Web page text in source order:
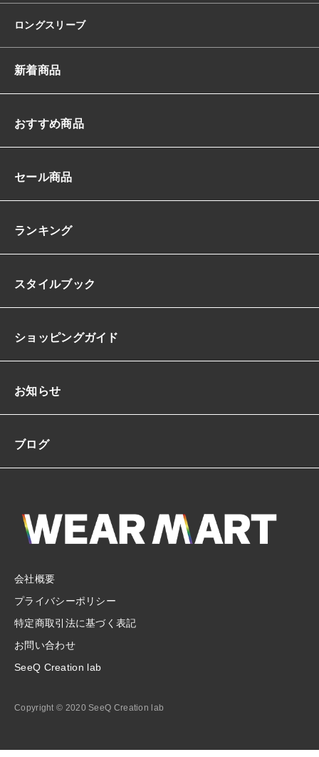
ロングスリーブ
新着商品
おすすめ商品
セール商品
ランキング
スタイルブック
ショッピングガイド
お知らせ
ブログ
会社概要
プライバシーポリシー
特定商取引法に基づく表記
お問い合わせ
SeeQ Creation lab
Copyright © 2020 SeeQ Creation lab